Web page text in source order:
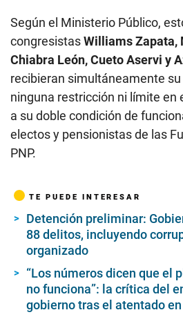
Según el Ministerio Público,
congresistasWilliams Zapata,
Chiabra León, Cueto Aservi y
recibieran simultáneamente
ninguna restricción ni límite en
a su doble condición de
electos y pensionistas de las
PNP.
TE PUEDE INTERESAR
Detención preliminar:
88 delitos, incluyendo
organizado
“Los números dicen que el
no funciona”: la crítica del
gobierno tras el atentado